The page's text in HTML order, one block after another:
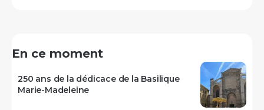
En ce moment
250 ans de la dédicace de la Basilique
Marie-Madeleine